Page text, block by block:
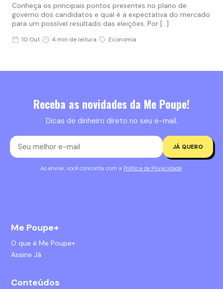
Conheça os principais pontos presentes no plano de
governo dos candidatos e qual é a expectativa do mercado
para um possível resultado das eleições. Por […]
10 Out 4 min de leitura Economia
Receba as novidades da Me Poupe!
Dicas de dinheiro direto no seu e-mail.
JÁ QUERO
Ao enviar, você concorda com a Política de Privacidade
Me Poupe+
O que é Me Poupe+
Assine Já
Conteúdos